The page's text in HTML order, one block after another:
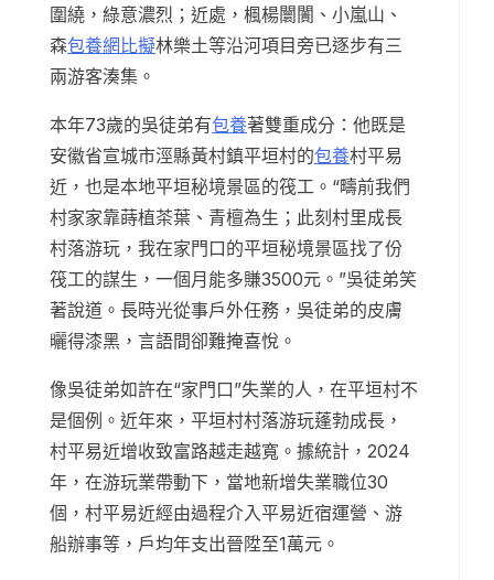
圍繞，綠意濃烈；近處，楓楊闤闠、小嵐山、
森包養網比擬林樂土等沿河項目旁已逐步有三
兩游客湊集。
本年73歲的吳徒弟有包養著雙重成分：他既是
安徽省宣城市涇縣黃村鎮平垣村的包養村平易
近，也是本地平垣秘境景區的筏工。“疇前我們
村家家靠蒔植茶葉、青檀為生；此刻村里成長
村落游玩，我在家門口的平垣秘境景區找了份
筏工的謀生，一個月能多賺3500元。”吳徒弟笑
著說道。長時光從事戶外任務，吳徒弟的皮膚
曬得漆黑，言語間卻難掩喜悅。
像吳徒弟如許在“家門口”失業的人，在平垣村不
是個例。近年來，平垣村村落游玩蓬勃成長，
村平易近增收致富路越走越寬。據統計，2024
年，在游玩業帶動下，當地新增失業職位30
個，村平易近經由過程介入平易近宿運營、游
船辦事等，戶均年支出晉陞至1萬元。